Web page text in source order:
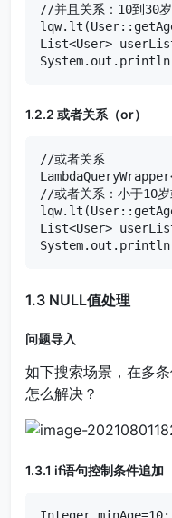
//并且关系：10到30
List<User>
1.2.2 或者关系（or）
//或者关系
//或者关系：小于10岁
List<User>
1.3 NULL值处理
问题导入
如下搜索场景，在多
怎么解决？
1.3.1 if语句控制条件追加
Integer minAge=10;